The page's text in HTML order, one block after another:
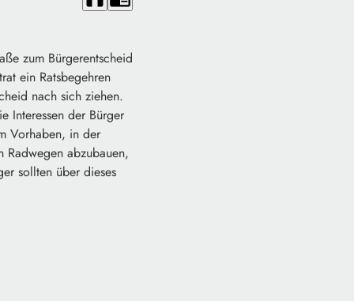
zum Bürgerentscheid
ein Ratsbegehren
nach sich ziehen.
Interessen der Bürger
Vorhaben, in der
abzubauen,
sollten über dieses